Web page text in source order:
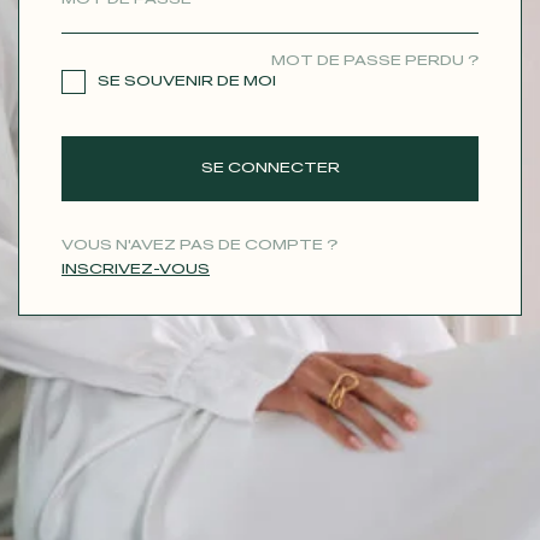
MOT DE PASSE PERDU ?
SE SOUVENIR DE MOI
SE CONNECTER
VOUS N'AVEZ PAS DE COMPTE ?
INSCRIVEZ-VOUS